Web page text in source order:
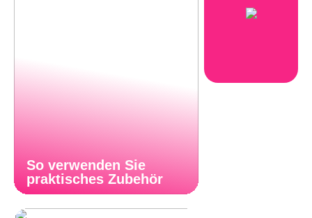
So verwenden Sie
praktisches Zubehör